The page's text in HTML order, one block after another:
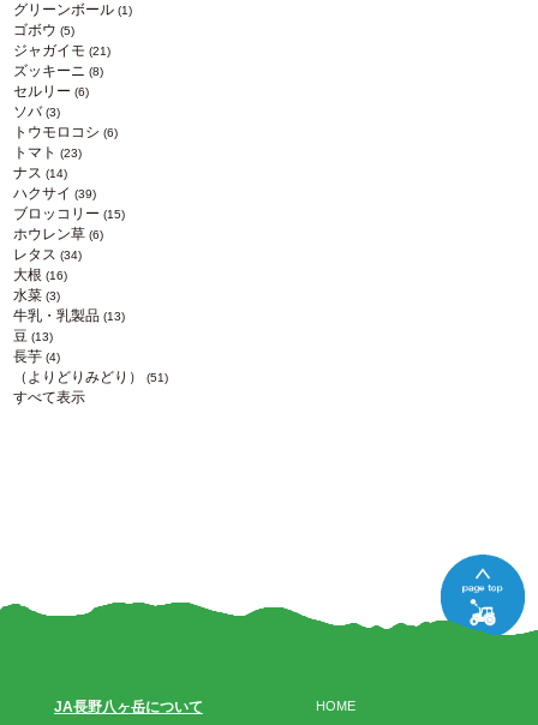
グリーンボール (1)
ゴボウ (5)
ジャガイモ (21)
ズッキーニ (8)
セルリー (6)
ソバ(3)
トウモロコシ (6)
トマト (23)
ナス (14)
ハクサイ (39)
ブロッコリー (15)
ホウレン草 (6)
レタス (34)
大根 (16)
水菜 (3)
牛乳・乳製品 (13)
豆 (13)
長芋 (4)
（よりどりみどり） (51)
すべて表示
HOME
JA長野八ヶ岳について